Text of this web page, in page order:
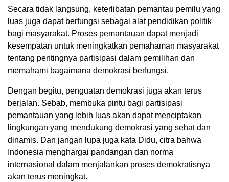
Secara tidak langsung, keterlibatan pemantau pemilu yang
luas juga dapat berfungsi sebagai alat pendidikan politik
bagi masyarakat. Proses pemantauan dapat menjadi
kesempatan untuk meningkatkan pemahaman masyarakat
tentang pentingnya partisipasi dalam pemilihan dan
memahami bagaimana demokrasi berfungsi.
Dengan begitu, penguatan demokrasi juga akan terus
berjalan. Sebab, membuka pintu bagi partisipasi
pemantauan yang lebih luas akan dapat menciptakan
lingkungan yang mendukung demokrasi yang sehat dan
dinamis. Dan jangan lupa juga kata Didu, citra bahwa
Indonesia menghargai pandangan dan norma
internasional dalam menjalankan proses demokratisnya
akan terus meningkat.